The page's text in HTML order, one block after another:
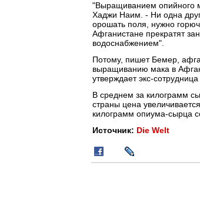
"Выращиванием опийного
Хаджи Наим. - Ни одна
орошать поля, нужно
Афганистане прекратят
водоснабжением".
Потому, пишет Бемер,
выращиванию мака в
утверждает экс-
В среднем за килограмм
страны цена
килограмм опиума-сырца
Источник: Die Welt